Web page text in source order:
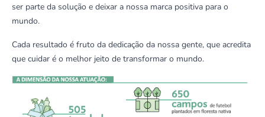
ser parte da solução e deixar a nossa marca positiva para o
mundo.
Cada resultado é fruto da dedicação da nossa gente, que acredita
que cuidar é o melhor jeito de transformar o mundo.